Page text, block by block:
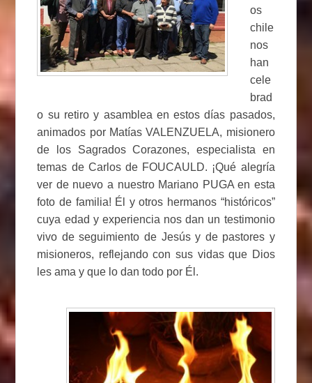
os
chile
nos
han
cele
brad
o su retiro y asamblea en estos días pasados,
animados por Matías VALENZUELA, misionero
de los Sagrados Corazones, especialista en
temas de Carlos de FOUCAULD. ¡Qué alegría
ver de nuevo a nuestro Mariano PUGA en esta
foto de familia! Él y otros hermanos “históricos”
cuya edad y experiencia nos dan un testimonio
vivo de seguimiento de Jesús y de pastores y
misioneros, reflejando con sus vidas que Dios
les ama y que lo dan todo por Él.